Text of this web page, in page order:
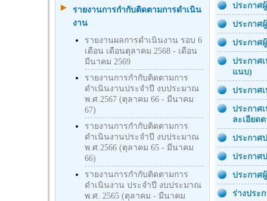
รายงานการกำกับติดตามการดำเนิน
งาน
รายงานผลการดำเนินงาน รอบ 6
เดือน เดือนตุลาคม 2568 - เดือน
มีนาคม 2569
รายงานการกำกับติดตามการ
ดำเนินงานประจำปี งบประมาณ
พ.ศ.2567 (ตุลาคม 66 - มีนาคม
67)
รายงานการกำกับติดตามการ
ดำเนินงานประจำปี งบประมาณ
พ.ศ.2566 (ตุลาคม 65 - มีนาคม
66)
รายงานการกำกับติดตามการ
ดำเนินงาน ประจำปี งบประมาณ
พ.ศ. 2565 (ตุลาคม - มีนาคม
ประกาศ
ประกาศ
ประกาศ
ประกาศ
แนบ)
ประกาศ
ประกาศ
ละเอียด
ประกาศ
ประกาศ
ประกาศ
ร่างประ